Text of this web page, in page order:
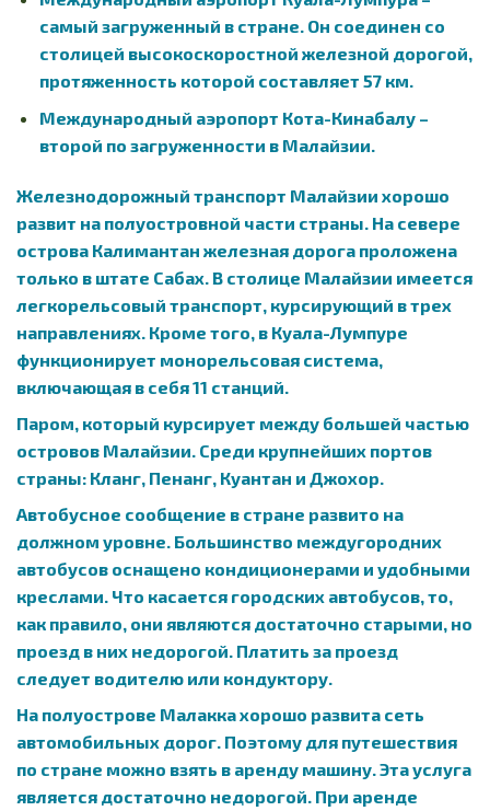
самый загруженный в стране. Он соединен со
столицей высокоскоростной железной дорогой,
протяженность которой составляет 57 км.
Международный аэропорт Кота-Кинабалу –
второй по загруженности в Малайзии.
Железнодорожный транспорт Малайзии хорошо
развит на полуостровной части страны. На севере
острова Калимантан железная дорога проложена
только в штате Сабах. В столице Малайзии имеется
легкорельсовый транспорт, курсирующий в трех
направлениях. Кроме того, в Куала-Лумпуре
функционирует монорельсовая система,
включающая в себя 11 станций.
Паром, который курсирует между большей частью
островов Малайзии. Среди крупнейших портов
страны: Кланг, Пенанг, Куантан и Джохор.
Автобусное сообщение в стране развито на
должном уровне. Большинство междугородних
автобусов оснащено кондиционерами и удобными
креслами. Что касается городских автобусов, то,
как правило, они являются достаточно старыми, но
проезд в них недорогой. Платить за проезд
следует водителю или кондуктору.
На полуострове Малакка хорошо развита сеть
автомобильных дорог. Поэтому для путешествия
по стране можно взять в аренду машину. Эта услуга
является достаточно недорогой. При аренде